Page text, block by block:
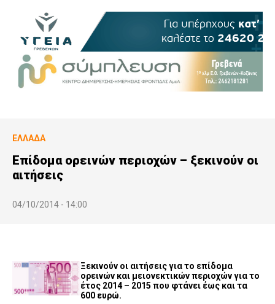
ΕΛΛΆΔΑ
Επίδομα ορεινών περιοχών – ξεκινούν οι
αιτήσεις
04/10/2014 - 14:00
Ξεκινούν οι αιτήσεις για το επίδομα
ορεινών και μειονεκτικών περιοχών για το
έτος 2014 – 2015 που φτάνει έως και τα
600 ευρώ.